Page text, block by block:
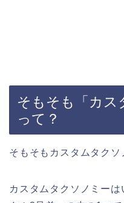
そもそも「カス
って？
そもそもカスタムタクソ
カスタムタクソノミー